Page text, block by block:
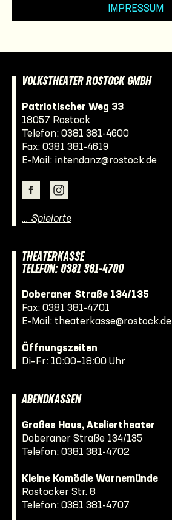
IMPRESSUM
VOLKSTHEATER ROSTOCK GMBH
Patriotischer Weg 33
18057 Rostock
Telefon: 0381 381-4600
Fax: 0381 381-4619
E-Mail: intendanz@rostock.de
… Spielorte
THEATERKASSE
TELEFON: 0381 381-4700
Doberaner Straße 134/135
Fax: 0381 381-4701
E-Mail: theaterkasse@rostock.de
Öffnungszeiten
Di–Fr: 10:00–18:00 Uhr
ABENDKASSEN
Großes Haus, Ateliertheater
Doberaner Straße 134/135
Telefon: 0381 381-4702
Kleine Komödie Warnemünde
Rostocker Str. 8
Telefon: 0381 381-4707